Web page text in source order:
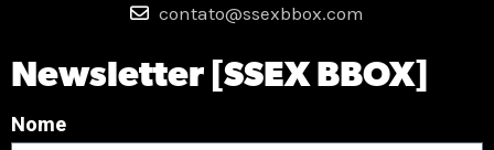
contato@ssexbbox.com
Newsletter [SSEX BBOX]
Nome